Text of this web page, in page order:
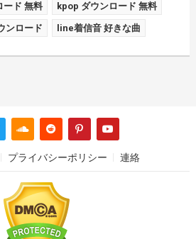
ード 無料 kpop ダウンロード 無料
ンロード line着信音 好きな曲
プライバシーポリシー 連絡